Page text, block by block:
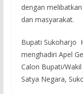
dengan
dan masyarakat.
Bupati Sukoharjo
menghadiri Apel
Calon Bupati/
Satya Negara,